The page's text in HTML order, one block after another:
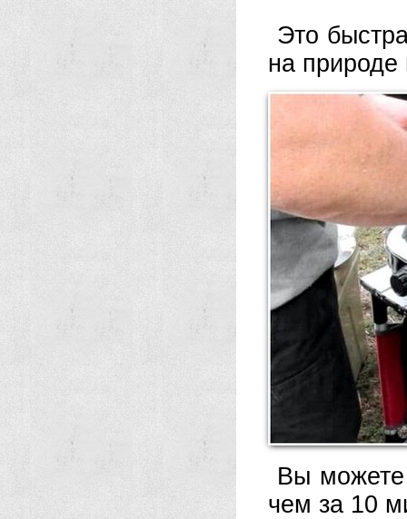
Это
на природе
Вы можете
чем за 10